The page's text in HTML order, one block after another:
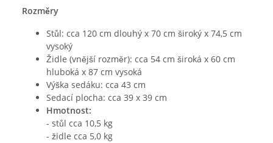
Rozměry
Stůl: cca 120 cm dlouhý x 70 cm široký x 74,5 cm
vysoký
Židle (vnější rozměr): cca 54 cm široká x 60 cm
hluboká x 87 cm vysoká
Výška sedáku: cca 43 cm
Sedací plocha: cca 39 x 39 cm
Hmotnost:
- stůl cca 10,5 kg
- židle cca 5,0 kg